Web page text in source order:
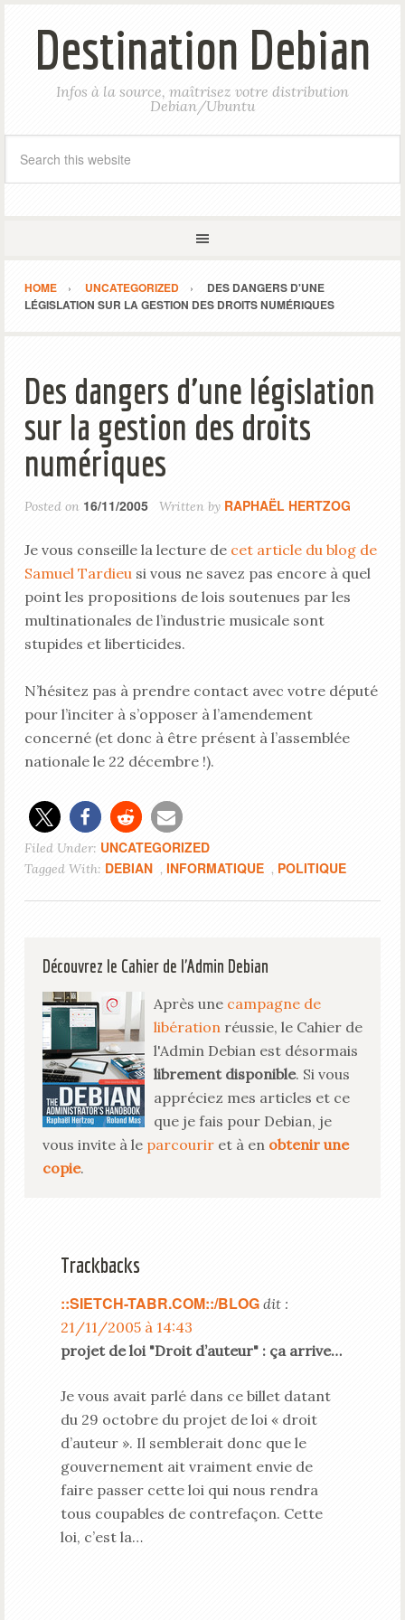
Destination Debian
Infos à la source, maîtrisez votre distribution
Debian/Ubuntu
HOME UNCATEGORIZED
DES DANGERS D'UNE
LÉGISLATION SUR LA GESTION DES DROITS NUMÉRIQUES
Des dangers d'une législation
sur la gestion des droits
numériques
Posted on 16/11/2005 Written by RAPHAËL HERTZOG
Je vous conseille la lecture de cet article du blog de
Samuel Tardieusi vous ne savez pas encore à quel
point les propositions de lois soutenues par les
multinationales de l’industrie musicale sont
stupides et liberticides.
N’hésitez pas à prendre contact avec votre député
pour l’inciter à s’opposer à l’amendement
concerné (et donc à être présent à l’assemblée
nationale le 22 décembre !).
Filed Under: UNCATEGORIZED
Tagged With: DEBIAN , INFORMATIQUE , POLITIQUE
Découvrez le Cahier de l'Admin Debian
Après une campagne de
libérationréussie, le Cahier de
l'Admin Debian est désormais
librement disponible. Si vous
appréciez mes articles et ce
que je fais pour Debian, je
vous invite à le parcouriret à en obtenir une
copie.
Trackbacks
::SIETCH-TABR.COM::/BLOG dit :
21/11/2005 à 14:43
projet de loi "Droit d’auteur" : ça arrive…
Je vous avait parlé dans ce billet datant
du 29 octobre du projet de loi « droit
d’auteur ». Il semblerait donc que le
gouvernement ait vraiment envie de
faire passer cette loi qui nous rendra
tous coupables de contrefaçon. Cette
loi, c’est la…